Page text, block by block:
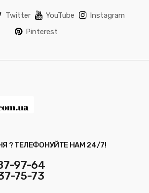
Twitter YouTube
Instagram
Pinterest
? ТЕЛЕФОНУЙТЕ НАМ 24/7!
97-64
75-73